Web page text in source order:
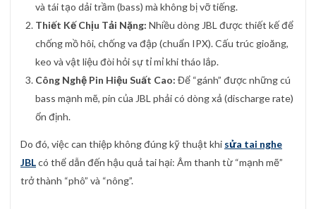
và tái tạo dải trầm (bass) mà không bị vỡ tiếng.
Thiết Kế Chịu Tải Nặng: Nhiều dòng JBL được thiết kế để
chống mồ hôi, chống va đập (chuẩn IPX). Cấu trúc gioăng,
keo và vật liệu đòi hỏi sự tỉ mỉ khi tháo lắp.
Công Nghệ Pin Hiệu Suất Cao:Để “gánh” được những cú
bass mạnh mẽ, pin của JBL phải có dòng xả (discharge rate)
ổn định.
Do đó, việc can thiệp không đúng kỹ thuật khi sửa tai nghe
JBLcó thể dẫn đến hậu quả tai hại: Âm thanh từ “mạnh mẽ”
trở thành “phô” và “nông”.